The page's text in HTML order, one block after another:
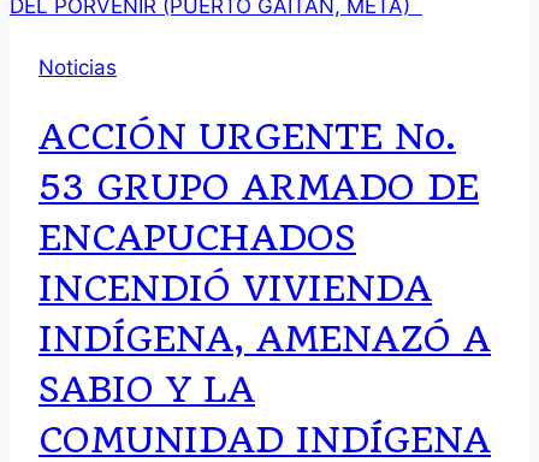
Noticias
ACCIÓN URGENTE No.
53 GRUPO ARMADO DE
ENCAPUCHADOS
INCENDIÓ VIVIENDA
INDÍGENA, AMENAZÓ A
SABIO Y LA
COMUNIDAD INDÍGENA